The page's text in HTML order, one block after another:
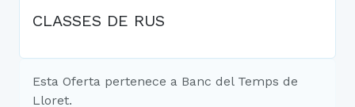
CLASSES DE RUS
Esta Oferta pertenece a Banc del Temps de
Lloret.